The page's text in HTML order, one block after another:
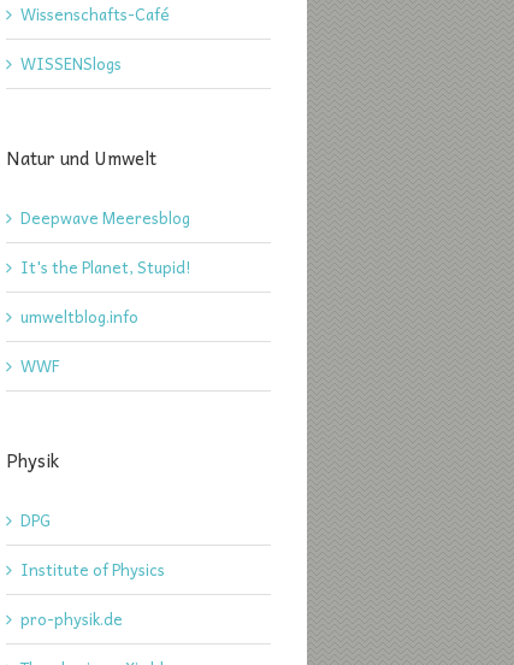
Wissenschafts-Café
WISSENSlogs
Natur und Umwelt
Deepwave Meeresblog
It's the Planet, Stupid!
umweltblog.info
WWF
Physik
DPG
Institute of Physics
pro-physik.de